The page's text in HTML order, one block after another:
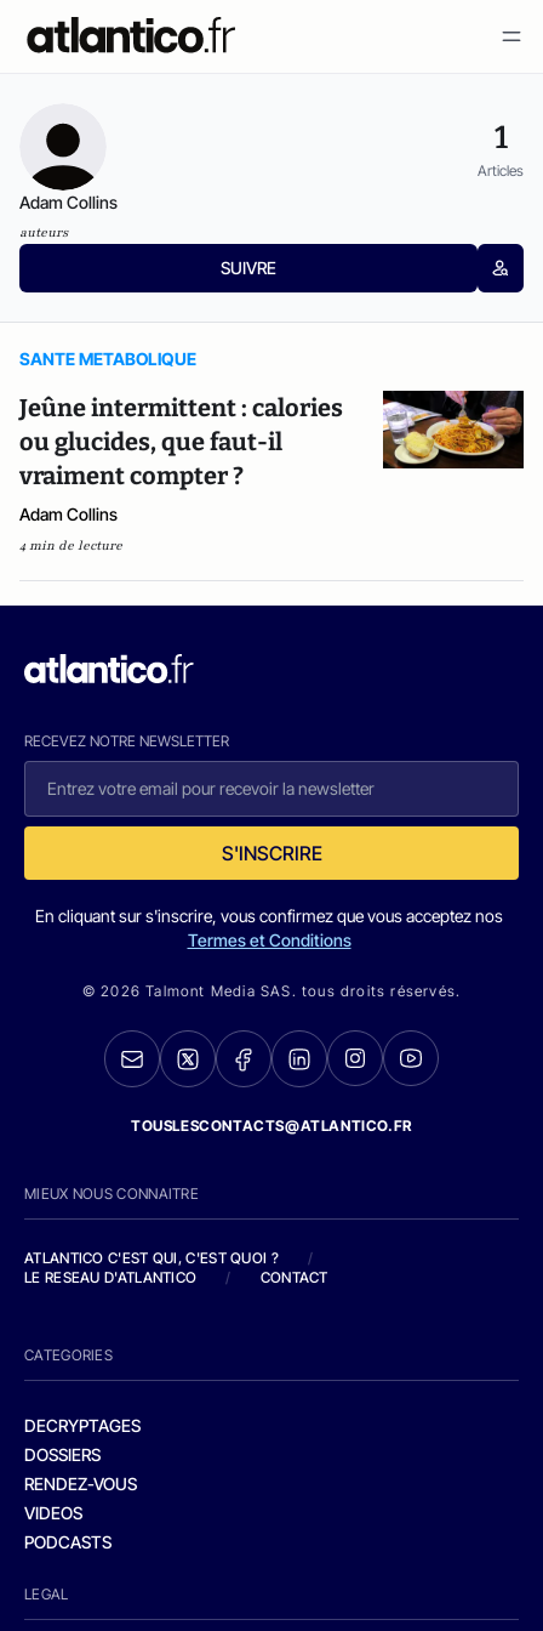
1
Articles
Adam Collins
auteurs
SUIVRE
SANTE METABOLIQUE
Jeûne intermittent : calories
ou glucides, que faut-il
vraiment compter ?
Adam Collins
4 min de lecture
RECEVEZ NOTRE NEWSLETTER
S'INSCRIRE
En cliquant sur s'inscrire, vous confirmez que vous acceptez nos
Termes et Conditions
© 2026 Talmont Media SAS. tous droits réservés.
TOUSLESCONTACTS@ATLANTICO.FR
MIEUX NOUS CONNAITRE
ATLANTICO C'EST QUI, C'EST QUOI ?
/
LE RESEAU D'ATLANTICO
/ CONTACT
CATEGORIES
DECRYPTAGES
DOSSIERS
RENDEZ-VOUS
VIDEOS
PODCASTS
LEGAL